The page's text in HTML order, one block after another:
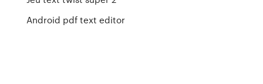
Android pdf text editor